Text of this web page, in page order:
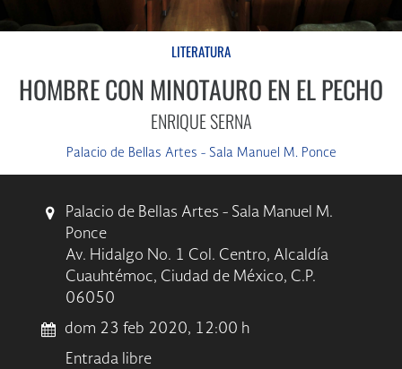
LITERATURA
HOMBRE CON MINOTAURO EN EL PECHO
ENRIQUE SERNA
Palacio de Bellas Artes - Sala Manuel M. Ponce
Palacio de Bellas Artes - Sala Manuel M.
Ponce
Av. Hidalgo No. 1 Col. Centro, Alcaldía
Cuauhtémoc, Ciudad de México, C.P.
06050
dom 23 feb 2020, 12:00 h
Entrada libre